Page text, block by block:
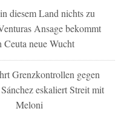
diesem Land nichts zu
Ansage bekommt
Ceuta neue Wucht
Grenzkontrollen gegen
eskaliert Streit mit
Meloni